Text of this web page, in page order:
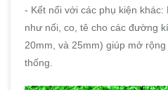
- Kết nối với các phụ kiện khác:
như nối, co, tê cho các đường
20mm, và 25mm) giúp mở
thống.